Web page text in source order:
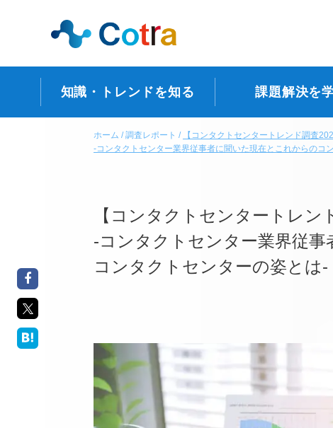
知識・トレンドを知る 課題解決を
ホーム 調査レポート
【コンタクトセンタートレンド調査
-コンタクトセンター業界従事者に聞いた現在とこれからのコ
【コンタクトセンタートレン
-コンタクトセンター業界従
コンタクトセンターの姿とは-